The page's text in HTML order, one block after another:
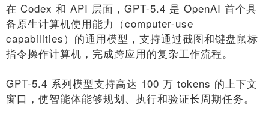
在 Codex 和 API 层面，GPT-5.4 是 OpenAI 首个具
备原生计算机使用能力（computer-use
capabilities）的通用模型，支持通过截图和键盘鼠标
指令操作计算机，完成跨应用的复杂工作流程。
GPT-5.4 系列模型支持高达 100 万 tokens 的上下文
窗口，使智能体能够规划、执行和验证长周期任务。